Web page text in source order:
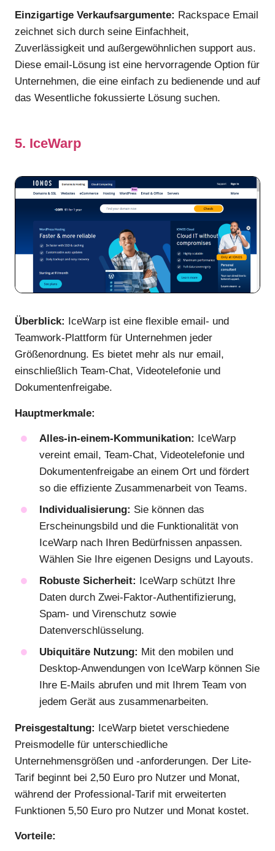
Einzigartige Verkaufsargumente: Rackspace Email
zeichnet sich durch seine Einfachheit,
Zuverlässigkeit und außergewöhnlichen support aus.
Diese email-Lösung ist eine hervorragende Option für
Unternehmen, die eine einfach zu bedienende und auf
das Wesentliche fokussierte Lösung suchen.
5. IceWarp
Überblick:
IceWarp ist eine flexible email- und
Teamwork-Plattform für Unternehmen jeder
Größenordnung. Es bietet mehr als nur email,
einschließlich Team-Chat, Videotelefonie und
Dokumentenfreigabe.
Hauptmerkmale:
Alles-in-einem-Kommunikation: IceWarp
vereint email, Team-Chat, Videotelefonie und
Dokumentenfreigabe an einem Ort und fördert
so die effiziente Zusammenarbeit von Teams.
Individualisierung: Sie können das
Erscheinungsbild und die Funktionalität von
IceWarp nach Ihren Bedürfnissen anpassen.
Wählen Sie Ihre eigenen Designs und Layouts.
Robuste Sicherheit: IceWarp schützt Ihre
Daten durch Zwei-Faktor-Authentifizierung,
Spam- und Virenschutz sowie
Datenverschlüsselung.
Ubiquitäre Nutzung: Mit den mobilen und
Desktop-Anwendungen von IceWarp können Sie
Ihre E-Mails abrufen und mit Ihrem Team von
jedem Gerät aus zusammenarbeiten.
Preisgestaltung: IceWarp bietet verschiedene
Preismodelle für unterschiedliche
Unternehmensgrößen und -anforderungen. Der Lite-
Tarif beginnt bei 2,50 Euro pro Nutzer und Monat,
während der Professional-Tarif mit erweiterten
Funktionen 5,50 Euro pro Nutzer und Monat kostet.
Vorteile: